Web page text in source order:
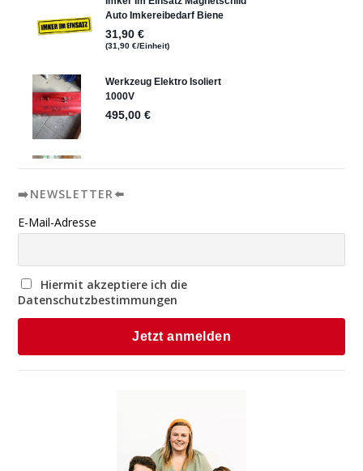
➡️NEWSLETTER⬅️
E-Mail-Adresse
Hiermit akzeptiere ich die
Datenschutzbestimmungen